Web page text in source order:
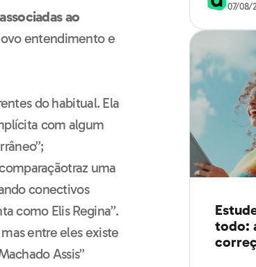
ao
entendimento e
do habitual. Ela
com algum
traz uma
conectivos
como Elis Regina”.
entre eles existe
Assis”
07/08/
todo: